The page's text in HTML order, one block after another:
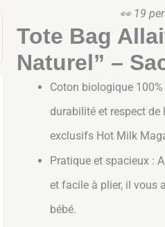
👀 19
Tote Bag
Naturel” –
Coton biologique
durabilité et respect de
exclusifs Hot Milk
Pratique et spacieux :
et facile à plier, il vous
bébé.